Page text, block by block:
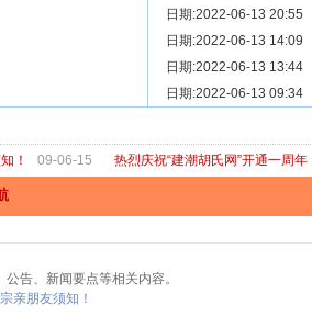
[ 宗亲新闻 ] 关于“金鸡落
日期:2022-06-13 20:55
[ 庙堂宗祠 ] 洽礼祖祠
日期:2022-06-13 14:09
[ 庙堂宗祠 ] 京华胡氏二
日期:2022-06-13 13:44
[ 庙堂宗祠 ] 祖祠、家庙
日期:2022-06-13 09:34
！ 09-06-15 热烈庆祝“建潮胡氏网”开通一周年
告、新闻要点等相关内容。
亲朋友须知！